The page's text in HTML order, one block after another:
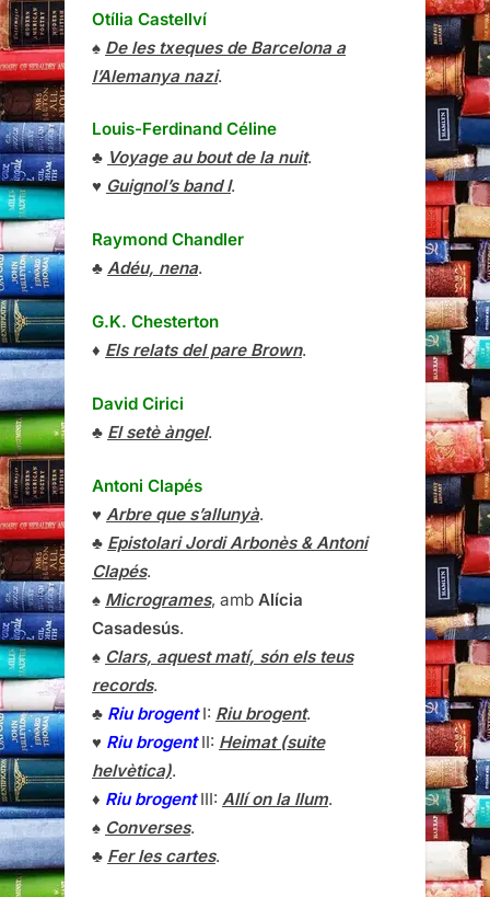
Otília Castellví
♠ De les txeques de Barcelona a
l’Alemanya nazi.
Louis-Ferdinand Céline
♣ Voyage au bout de la nuit.
♥ Guignol’s band I.
Raymond Chandler
♣ Adéu, nena.
G.K. Chesterton
♦ Els relats del pare Brown.
David Cirici
♣ El setè àngel.
Antoni Clapés
♥ Arbre que s’allunyà.
♣ Epistolari Jordi Arbonès & Antoni
Clapés.
♠ Microgrames, amb Alícia
Casadesús.
♠ Clars, aquest matí, són els teus
records.
♣ Riu brogentI: Riu brogent.
♥ Riu brogentII: Heimat (suite
helvètica).
♦ Riu brogentIII: Allí on la llum.
♠ Converses.
♣ Fer les cartes.